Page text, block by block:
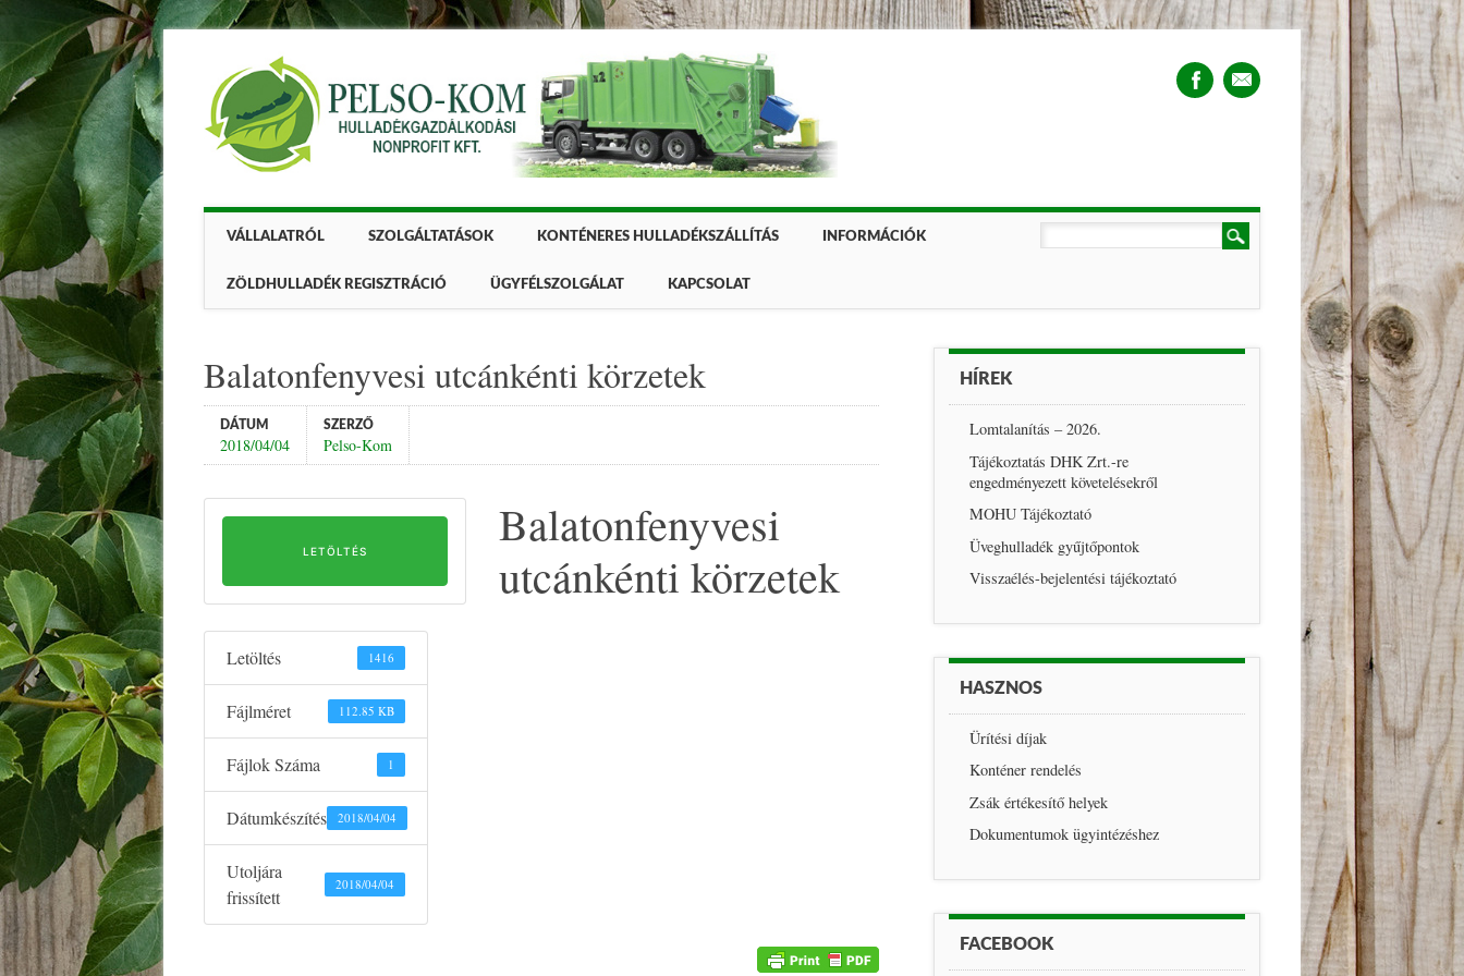
Main menu
content
VÁLLALATRÓL SZOLGÁLTATÁSOK KONTÉNERES HULLADÉKSZÁLLÍTÁS INFORMÁCIÓK
ZÖLDHULLADÉK REGISZTRÁCIÓ ÜGYFÉLSZOLGÁLAT KAPCSOLAT
Balatonfenyvesi utcánkénti körzetek
DÁTUM
2018/04/04
SZERZŐ
Pelso-Kom
LETÖLTÉS
Letöltés 1416
Fájlméret 112.85 KB
Fájlok Száma 1
Dátumkészítés 2018/04/04
Utoljára
frissített
2018/04/04
Balatonfenyvesi
utcánkénti körzetek
HÍREK
Lomtalanítás – 2026.
Tájékoztatás DHK Zrt.-re
engedményezett követelésekről
MOHU Tájékoztató
Üveghulladék gyűjtőpontok
Visszaélés-bejelentési tájékoztató
HASZNOS
Ürítési díjak
Konténer rendelés
Zsák értékesítő helyek
Dokumentumok ügyintézéshez
FACEBOOK